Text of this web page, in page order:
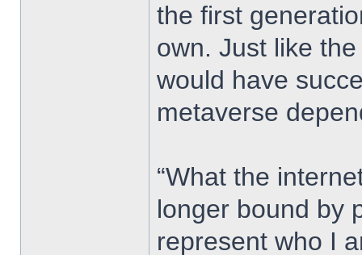
the first
own. Just like
would have
metaverse
“What the
longer bound by
represent who I